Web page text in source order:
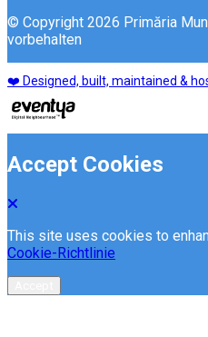
© Copyright 2026 Primăria
vorbehalten
❤️ Designed, built, maintained &
Accept Cookies
This site uses cookies to
Cookie-Richtlinie